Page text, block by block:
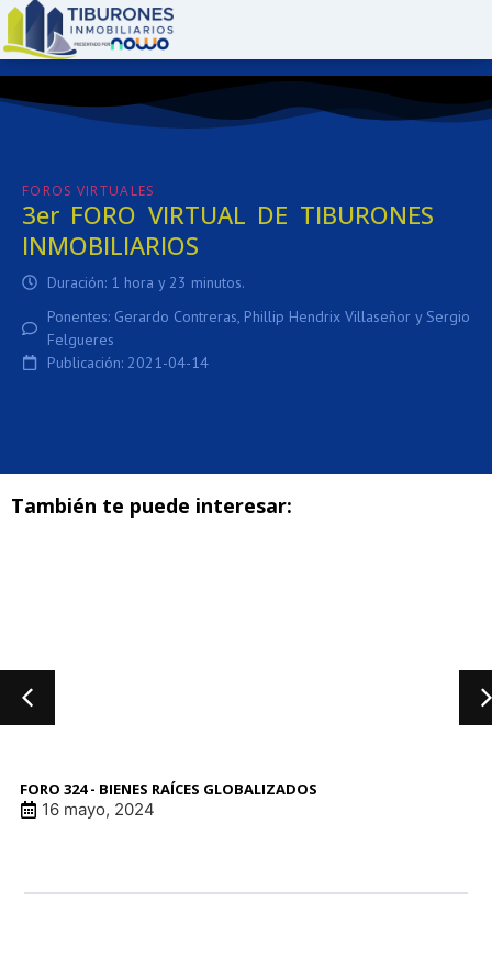
FOROS VIRTUALES:
3er FORO VIRTUAL DE TIBURONES
INMOBILIARIOS
Duración: 1 hora y 23 minutos.
Ponentes: Gerardo Contreras, Phillip Hendrix Villaseñor y Sergio
Felgueres
Publicación: 2021-04-14
También te puede interesar:
FORO 324 - BIENES RAÍCES GLOBALIZADOS
16 mayo, 2024